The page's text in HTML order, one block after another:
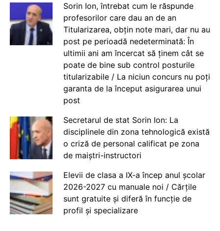
Sorin Ion, întrebat cum le răspunde
profesorilor care dau an de an
Titularizarea, obțin note mari, dar nu au
post pe perioadă nedeterminată: În
ultimii ani am încercat să ținem cât se
poate de bine sub control posturile
titularizabile / La niciun concurs nu poți
garanta de la început asigurarea unui
post
Secretarul de stat Sorin Ion: La
disciplinele din zona tehnologică există
o criză de personal calificat pe zona
de maiștri-instructori
Elevii de clasa a IX-a încep anul școlar
2026-2027 cu manuale noi / Cărțile
sunt gratuite și diferă în funcție de
profil și specializare